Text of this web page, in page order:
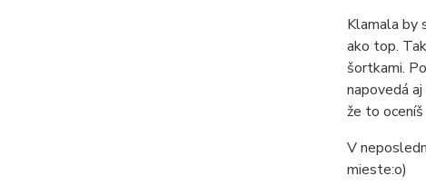
Klamala by
ako top.
šortkami.
napovedá
že to oceníš
V
mieste:o)